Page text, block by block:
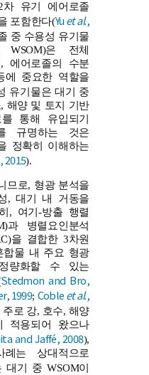
유기 에어로졸
포함한다(Yuet al.,
중 수용성 유기물
WSOM)은 전체
에어로졸의 수분
에 중요한 역할을
유기물은 대기 중
해양 및 토지 기반
통해 유입되기
규명하는 것은
정확히 이해하는
2015).
므로, 형광 분석을
, 대기 내 거동을
, 여기-방출 행렬
과 병렬요인분석
을 결합한 3차원
합물 내 주요 형광
량화할 수 있는
Stedmon and Bro,
1999; Cobleet al.,
로 강, 호수, 해양
적용되어 왔으나
and Jaffé, 2008),
는 상대적으로
대기 중 WSOM이